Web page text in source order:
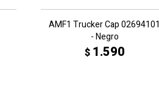
AMF1 Trucker Cap 02694101
- Negro
$ 1.590